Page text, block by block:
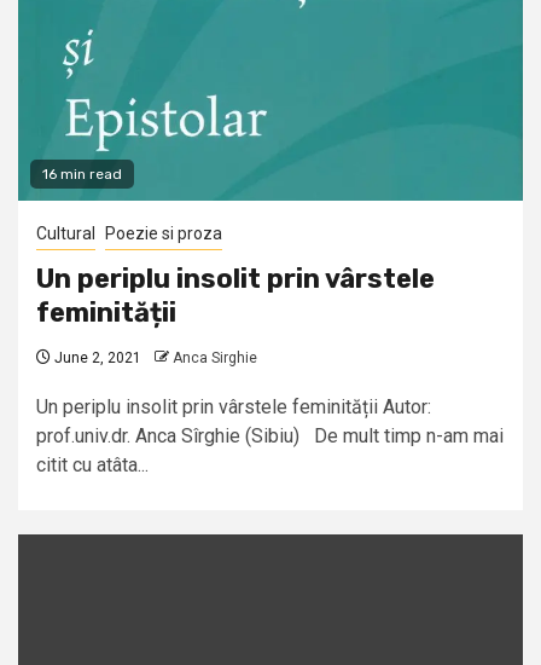
16 min read
Cultural Poezie si proza
Un periplu insolit prin vârstele
feminității
June 2, 2021 Anca Sirghie
Un periplu insolit prin vârstele feminității Autor:
prof.univ.dr. Anca Sîrghie (Sibiu) De mult timp n-am mai
citit cu atâta...